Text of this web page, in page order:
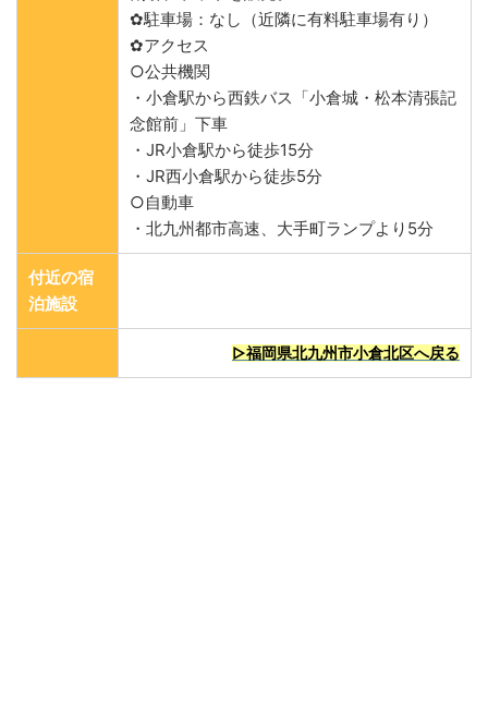
✿駐車場：なし（近隣に有料駐車場有り）
✿アクセス
○公共機関
・小倉駅から西鉄バス「小倉城・松本清張記
念館前」下車
・JR小倉駅から徒歩15分
・JR西小倉駅から徒歩5分
○自動車
・北九州都市高速、大手町ランプより5分
付近の宿
泊施設
▷福岡県北九州市小倉北区へ戻る